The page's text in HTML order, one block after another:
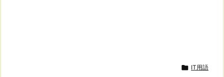
 IT用語